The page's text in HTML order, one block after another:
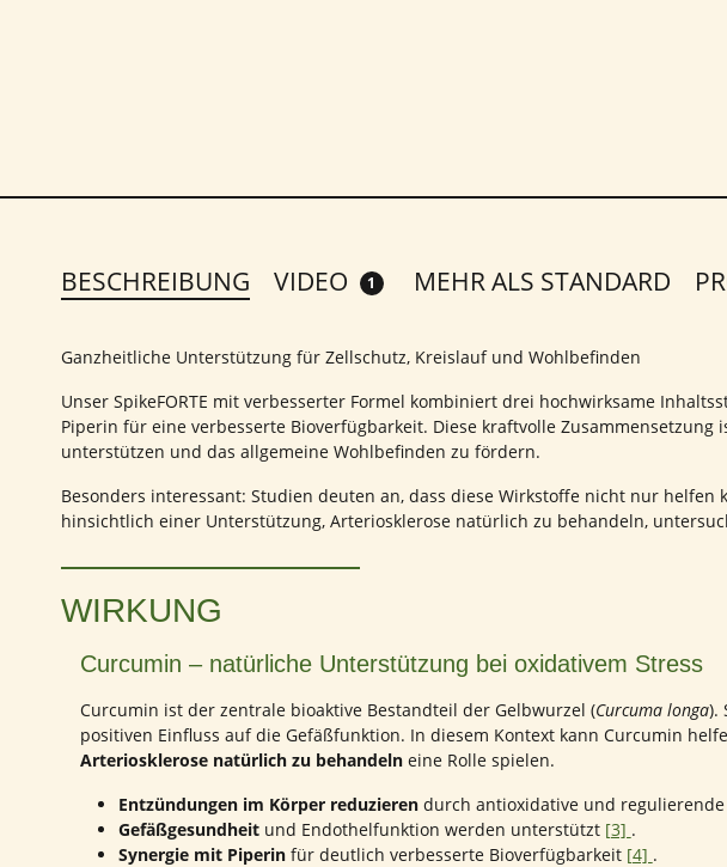
BESCHREIBUNG VIDEO 1 MEHR ALS STANDARD
Ganzheitliche Unterstützung für Zellschutz, Kreislauf und Wohlbefinden
Unser SpikeFORTE mit verbesserter Formel kombiniert drei hochwirksame
Piperin für eine verbesserte Bioverfügbarkeit. Diese kraftvolle
unterstützen und das allgemeine Wohlbefinden zu fördern.
Besonders interessant: Studien deuten an, dass diese Wirkstoffe nicht nur
hinsichtlich einer Unterstützung, Arteriosklerose natürlich zu behandeln,
WIRKUNG
Curcumin – natürliche Unterstützung bei oxidativem Stress
Curcumin ist der zentrale bioaktive Bestandteil der Gelbwurzel (Curcuma longa).
positiven Einfluss auf die Gefäßfunktion. In diesem Kontext kann Curcumin
Arteriosklerose natürlich zu behandelneine Rolle spielen.
Entzündungen im Körper reduzierendurch antioxidative und
Gefäßgesundheitund Endothelfunktion werden unterstützt [3] .
Synergie mit Piperinfür deutlich verbesserte Bioverfügbarkeit [4] .